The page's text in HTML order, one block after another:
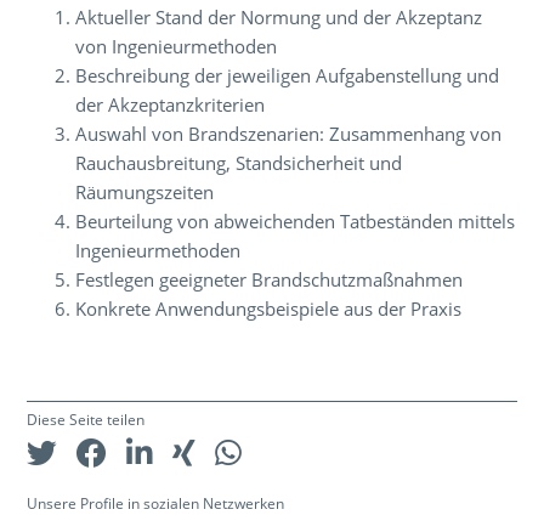
Aktueller Stand der Normung und der Akzeptanz
von Ingenieurmethoden
Beschreibung der jeweiligen Aufgabenstellung und
der Akzeptanzkriterien
Auswahl von Brandszenarien: Zusammenhang von
Rauchausbreitung, Standsicherheit und
Räumungszeiten
Beurteilung von abweichenden Tatbeständen mittels
Ingenieurmethoden
Festlegen geeigneter Brandschutzmaßnahmen
Konkrete Anwendungsbeispiele aus der Praxis
Diese Seite teilen
Unsere Profile in sozialen Netzwerken